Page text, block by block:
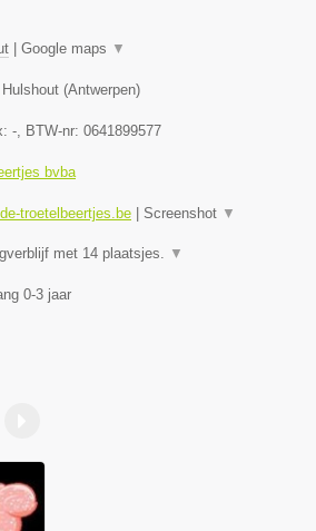
Google maps ▼
Hulshout (Antwerpen)
- , BTW-nr: 0641899577
bvba
troetelbeertjes.be Screenshot ▼
met 14 plaatsjes. ▼
0-3 jaar